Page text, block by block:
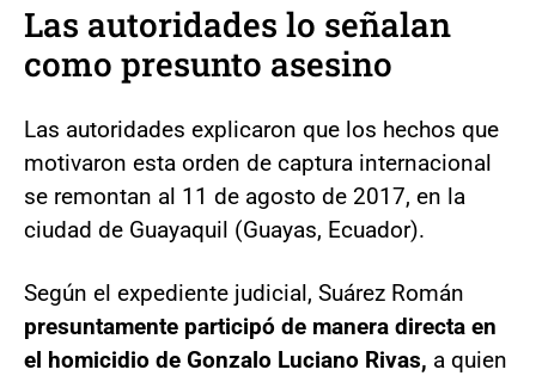
Las autoridades lo señalan
como presunto asesino
Las autoridades explicaron que los hechos que
motivaron esta orden de captura internacional
se remontan al 11 de agosto de 2017, en la
ciudad de Guayaquil (Guayas, Ecuador).
Según el expediente judicial, Suárez Román
presuntamente participó de manera directa en
el homicidio de Gonzalo Luciano Rivas, a quien